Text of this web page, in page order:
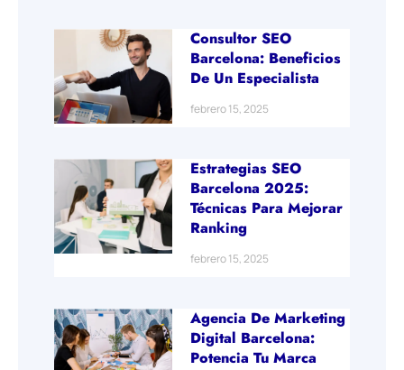
Consultor SEO
Barcelona: Beneficios
De Un Especialista
febrero 15, 2025
Estrategias SEO
Barcelona 2025:
Técnicas Para Mejorar
Ranking
febrero 15, 2025
Agencia De Marketing
Digital Barcelona:
Potencia Tu Marca